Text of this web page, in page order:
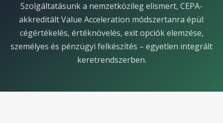
Szolgáltatásunk a nemzetközileg elismert, CEPA-
akkreditált Value Acceleration módszertanra épül:
cégértékelés, értéknövelés, exit opciók elemzése,
személyes és pénzügyi felkészítés – egyetlen integrált
keretrendszerben.